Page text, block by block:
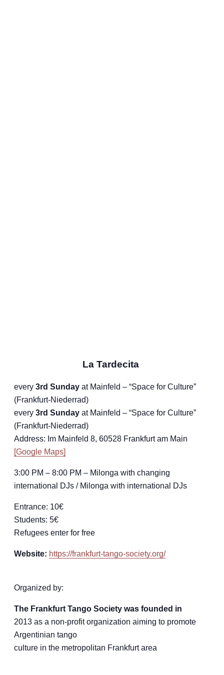
La Tardecita
every 3rd Sunday at Mainfeld – “Space for Culture”
(Frankfurt-Niederrad)
every 3rd Sunday at Mainfeld – “Space for Culture”
(Frankfurt-Niederrad)
Address: Im Mainfeld 8, 60528 Frankfurt am Main
[Google Maps]
3:00 PM – 8:00 PM – Milonga with changing
international DJs / Milonga with international DJs
Entrance: 10€
Students: 5€
Refugees enter for free
Website: https://frankfurt-tango-society.org/
Organized by:
The Frankfurt Tango Society was founded in
2013 as a non-profit organization aiming to promote
Argentinian tango
culture in the metropolitan Frankfurt area